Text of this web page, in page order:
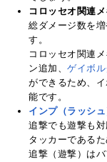
コロッセオ関連
総ダメージ数を
す。
コロッセオ関連
ン追加、ゲイボル
ができるため、
能です。
インプ（ラッシュ
追撃でも遊撃も
タッカーである
追撃（遊撃）は